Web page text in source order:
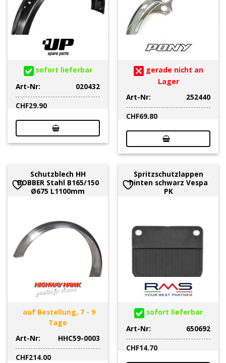
sofort lieferbar
Art-Nr:
020432
CHF29.90
gerade nicht an
Lager
Art-Nr:
252440
CHF69.80
Schutzblech HH
BOBBER Stahl B165/150
Ø675 L1100mm
auf Bestellung, 7 - 9
Tage
Art-Nr:
HHC59-0003
CHF214.00
Spritzschutzlappen
hinten schwarz Vespa
PK
sofort lieferbar
Art-Nr:
650692
CHF14.70